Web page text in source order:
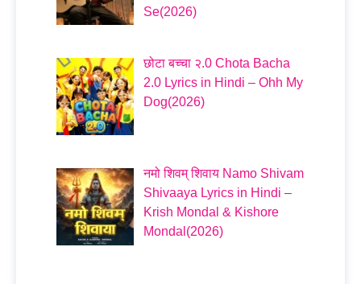
Se(2026)
छोटा बच्चा २.0 Chota Bacha
2.0 Lyrics in Hindi – Ohh My
Dog(2026)
नमो शिवम् शिवाय Namo Shivam
Shivaaya Lyrics in Hindi –
Krish Mondal & Kishore
Mondal(2026)